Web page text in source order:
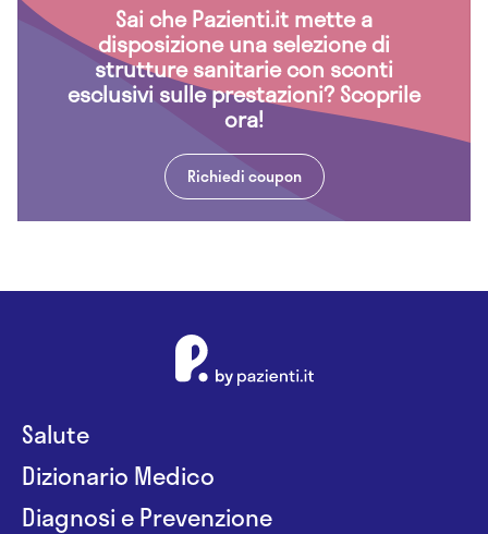
Sai che Pazienti.it mette a
disposizione una selezione di
strutture sanitarie con sconti
esclusivi sulle prestazioni? Scoprile
ora!
Richiedi coupon
Salute
Dizionario Medico
Diagnosi e Prevenzione